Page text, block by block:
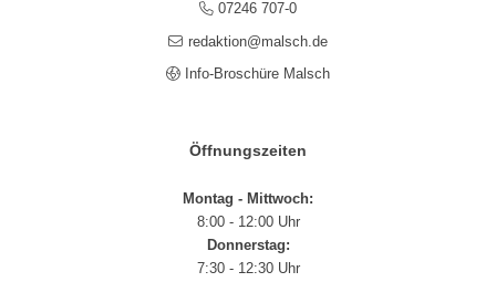
07246 707-0
redaktion@malsch.de
Info-Broschüre Malsch
Öffnungszeiten
Montag - Mittwoch:
8:00 - 12:00 Uhr
Donnerstag:
7:30 - 12:30 Uhr